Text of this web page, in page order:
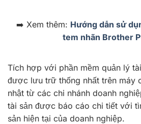
➡️ Xem thêm: Hướng dẫn sử
tem nhãn Brother
Tích hợp với phần mềm quản lý
được lưu trữ thống nhất trên máy
nhật từ các chi nhánh doanh
tài sản được báo cáo chi tiết với
sản hiện tại của doanh nghiệp.